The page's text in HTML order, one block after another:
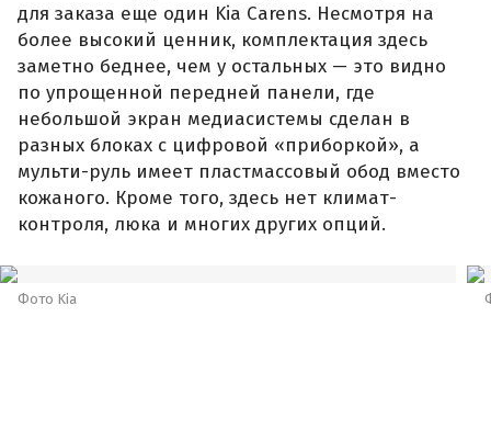
для заказа еще один Kia Carens. Несмотря на
более высокий ценник, комплектация здесь
заметно беднее, чем у остальных — это видно
по упрощенной передней панели, где
небольшой экран медиасистемы сделан в
разных блоках с цифровой «приборкой», а
мульти-руль имеет пластмассовый обод вместо
кожаного. Кроме того, здесь нет климат-
контроля, люка и многих других опций.
Фото Kia